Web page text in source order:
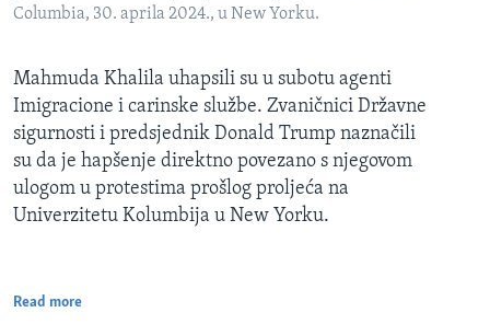
Columbia, 30. aprila 2024., u New Yorku.
Mahmuda Khalila uhapsili su u subotu agenti
Imigracione i carinske službe. Zvaničnici Državne
sigurnosti i predsjednik Donald Trump naznačili
su da je hapšenje direktno povezano s njegovom
ulogom u protestima prošlog proljeća na
Univerzitetu Kolumbija u New Yorku.
Read more